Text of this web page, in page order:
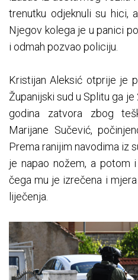
trenutku odjeknuli su hici,
Njegov kolega je u panici
i odmah pozvao policiju.
Kristijan Aleksić otprije je
Županijski sud u Splitu ga
godina zatvora zbog
Marijane Sučević,
Prema ranijim navodima iz
je napao nožem, a potom
čega mu je izrečena i
liječenja.